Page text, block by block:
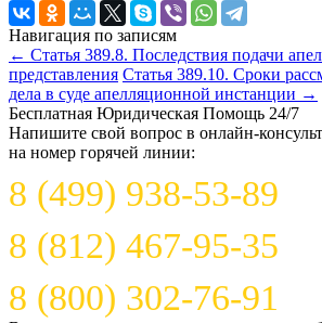
Навигация по записям
← Статья 389.8. Последствия подачи
представления Статья 389.10. Сроки
дела в суде апелляционной инстанции →
Бесплатная Юридическая Помощь 24/7
Напишите свой вопрос в онлайн-
на номер горячей линии:
8 (499) 938-53-89
8 (812) 467-95-35
8 (800) 302-76-91